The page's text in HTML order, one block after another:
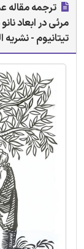
ترجمه مقاله
مرئی در ابعاد
تیتانیوم - نشریه